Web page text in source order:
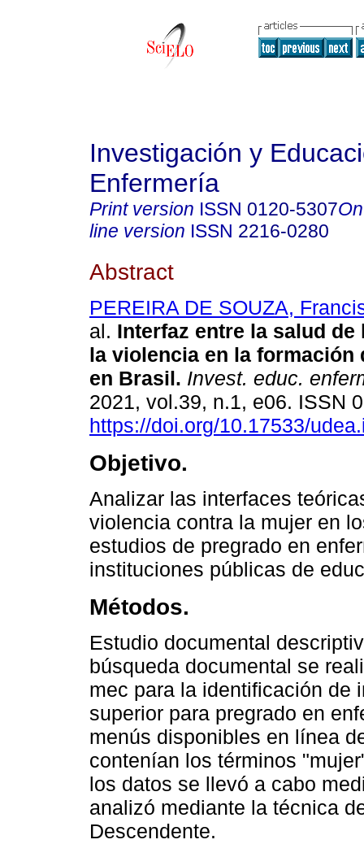
Investigación y
Enfermería
Print version ISSN 0120-5307
line version ISSN 2216-0280
Abstract
PEREIRA DE SOUZA,
al. Interfaz entre la salud de
la violencia en la formación
en Brasil. Invest. educ.
2021, vol.39, n.1, e06. ISSN
https://doi.org/10.17533/
Objetivo.
Analizar las interfaces
violencia contra la mujer en
estudios de pregrado en
instituciones públicas de
Métodos.
Estudio documental
búsqueda documental se
mec para la identificación de
superior para pregrado en
menús disponibles en línea
contenían los términos
los datos se llevó a cabo
analizó mediante la técnica
Descendente.